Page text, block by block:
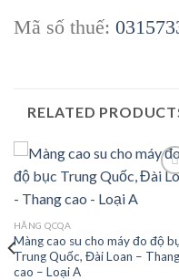
Mã số thuế:
RELATED
HÃNG QCQA
Màng cao su cho máy đo độ
Trung Quốc, Đài Loan – Thang
cao – Loại A